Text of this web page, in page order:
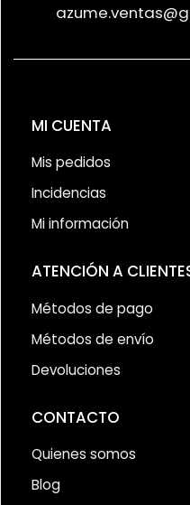
MI CUENTA
Mis pedidos
Incidencias
Mi información
ATENCIÓN A
Métodos de pago
Métodos de envío
Devoluciones
CONTACTO
Quienes somos
Blog